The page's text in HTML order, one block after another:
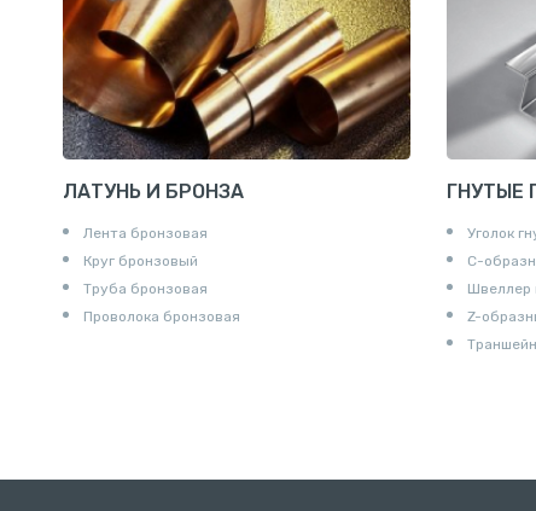
ЛАТУНЬ И БРОНЗА
Лента бронзовая
Круг бронзовый
Труба бронзовая
Проволока бронзовая
ГНУТЫЕ
Уголок
С-
Швеллер
Z-